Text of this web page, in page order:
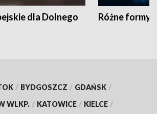
dla Dolnego
Różne formy
/ BYDGOSZCZ / GDAŃSK /
WLKP. / KATOWICE / KIELCE /